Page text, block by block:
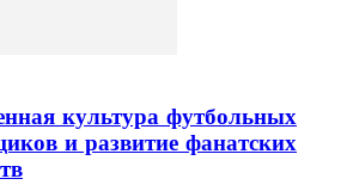
культура футбольных
и развитие фанатских